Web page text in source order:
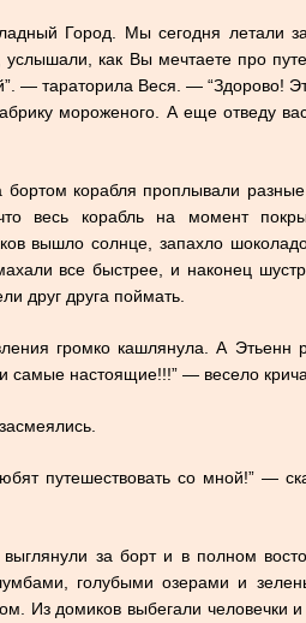
Город. Мы сегодня летали
услышали, как Вы мечтаете про
— тараторила Веся. — “Здорово!
мороженого. А еще отведу
бортом корабля проплывали
весь корабль на момент
вышло солнце, запахло
все быстрее, и наконец
друг друга поймать.
громко кашлянула. А Этьенн
настоящие!!!” — весело
путешествовать со мной!” —
за борт и в полном
голубыми озерами и
Из домиков выбегали человечки